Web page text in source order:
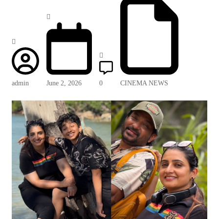
admin June 2, 2026 0 CINEMA NEWS